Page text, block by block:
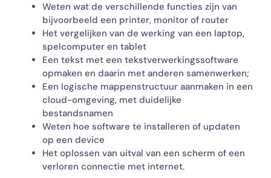
Weten wat de verschillende functies zijn van
bijvoorbeeld een printer, monitor of router
Het vergelijken van de werking van een laptop,
spelcomputer en tablet
Een tekst met een tekstverwerkingssoftware
opmaken en daarin met anderen samenwerken;
Een logische mappenstructuur aanmaken in een
cloud-omgeving, met duidelijke
bestandsnamen
Weten hoe software te installeren of updaten
op een device
Het oplossen van uitval van een scherm of een
verloren connectie met internet.